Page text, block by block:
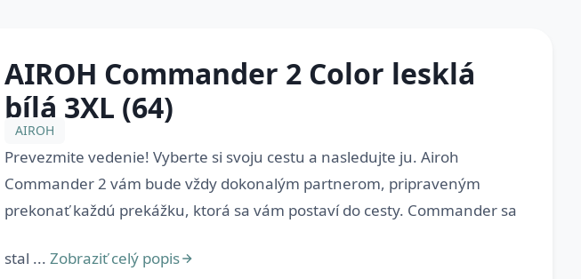
AIROH Commander 2 Color lesklá
bílá 3XL (64)
AIROH
Prevezmite vedenie! Vyberte si svoju cestu a nasledujte ju. Airoh
Commander 2 vám bude vždy dokonalým partnerom, pripraveným
prekonať každú prekážku, ktorá sa vám postaví do cesty. Commander sa
stal ... Zobraziť celý popis